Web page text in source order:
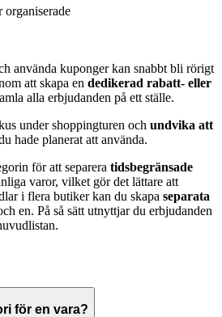
organiserade
använda kuponger kan snabbt bli rörigt
att skapa en dedikerad rabatt- eller
alla erbjudanden på ett ställe.
under shoppingturen och undvika att
hade planerat att använda.
för att separera tidsbegränsade
varor, vilket gör det lättare att
i flera butiker kan du skapa separata
en. På så sätt utnyttjar du erbjudanden
för en vara?